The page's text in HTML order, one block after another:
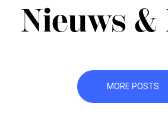
Nieuws &
MORE POSTS